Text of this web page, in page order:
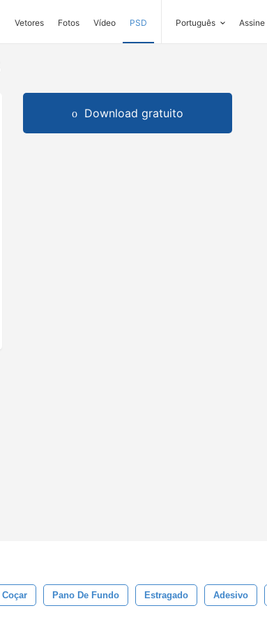
Vetores Fotos Vídeo PSD Português Assine
Download gratuito
Coçar Pano De Fundo Estragado Adesivo